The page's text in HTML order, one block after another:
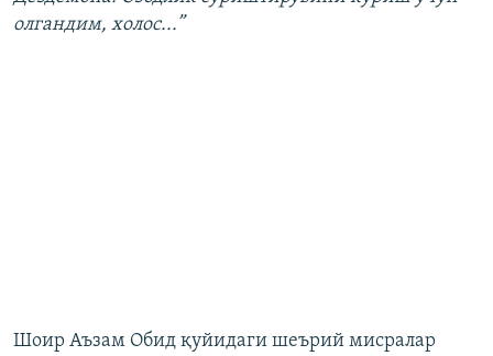
олгандим, холос...”
Шоир Аъзам Обид қуйидаги шеърий мисралар